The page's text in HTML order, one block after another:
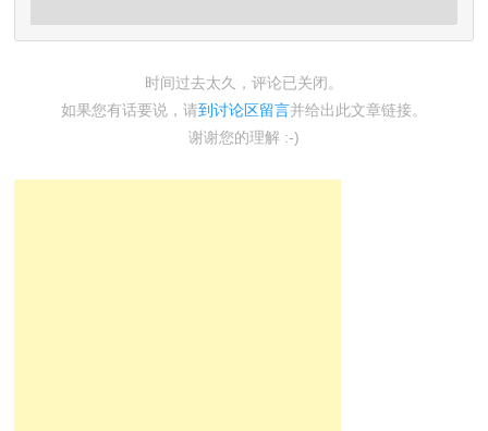
时间过去太久，评论已关闭。
如果您有话要说，请到讨论区留言并给出此文章链接。
谢谢您的理解 :-)